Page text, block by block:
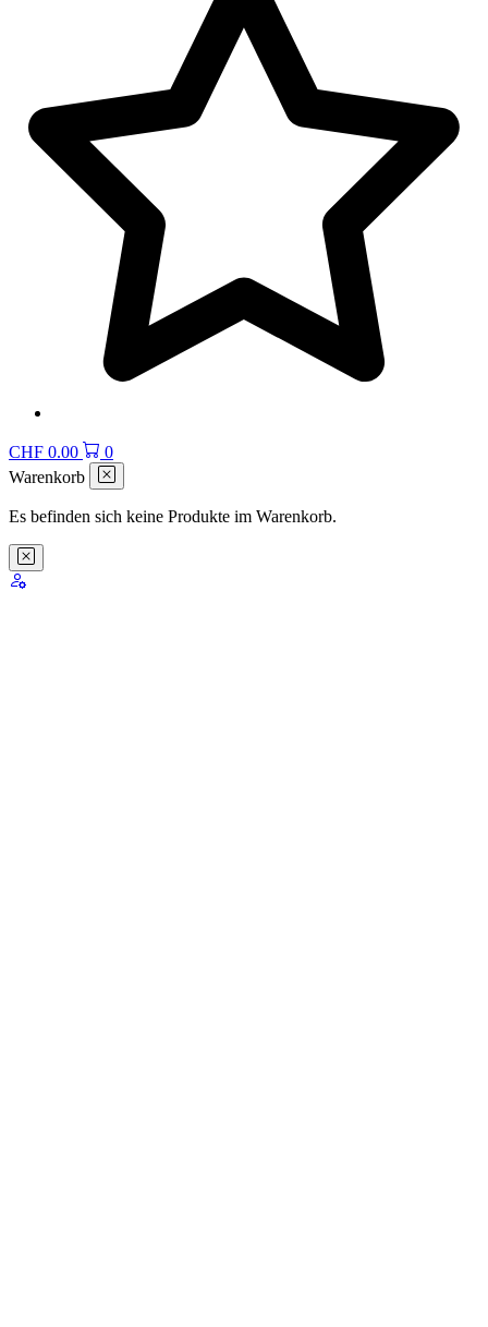
CHF 0.00
0
Warenkorb
Es befinden sich keine Produkte im Warenkorb.